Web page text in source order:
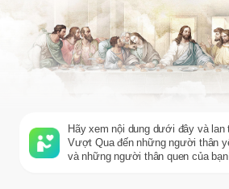
Hãy xem nội dung dưới đây và lan
Vượt Qua đến những người thân
và những người thân quen của